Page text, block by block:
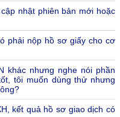
nhật phiên bản mới hoặc
phải nộp hồ sơ giấy cho cơ
khác nhưng nghe nói phần
tôi muốn dùng thử nhưng
kết quả hồ sơ giao dịch có